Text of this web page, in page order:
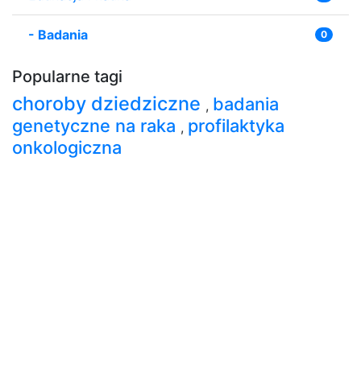
- Badania 0
Popularne tagi
choroby dziedziczne , badania
genetyczne na raka , profilaktyka
onkologiczna